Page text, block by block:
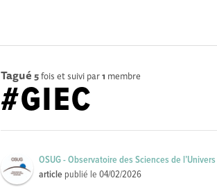
Tagué 5fois et suivi par1 membre
#GIEC
OSUG - Observatoire des Sciences de
article publié le04/02/2026